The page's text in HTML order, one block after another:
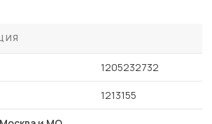
1205232732
1213155